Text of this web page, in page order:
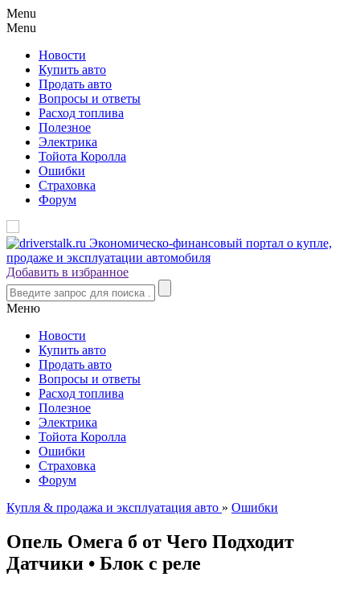
Menu
Menu
Новости
Купить авто
Продать авто
Вопросы и ответы
Расход топлива
Полезное
Электрика
Тойота Королла
Ошибки
Страховка
Форум
Добавить в избранное
Меню
Новости
Купить авто
Продать авто
Вопросы и ответы
Расход топлива
Полезное
Электрика
Тойота Королла
Ошибки
Страховка
Форум
Купля & продажа и эксплуатация авто » Ошибки
Опель Омега б от Чего Подходит
Датчики • Блок с реле